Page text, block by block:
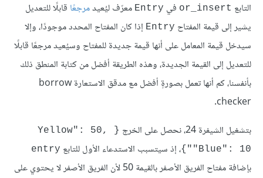
التابع or_insert في Entry معرّف ليُعيدمرجعًا قابلًا للتعديل
يشير إلى قيمة المفتاح Entry إذا كان المفتاح المحدد موجودًا، وإلا
سيدخل قيمة المعامل على أنها قيمة جديدة للمفتاح وسيُعيد مرجعًا قابلًا
للتعديل إلى القيمة الجديدة، وهذه الطريقة أفضل من كتابة المنطق ذلك
بأنفسنا، كم أنها تعمل بصورةٍ أفضل مع مدقق الاستعارة borrow
checker.
بتشغيل الشيفرة 24، نحصل على الخرج
{Yellow": 50,
"Blue": 10"}
، إذ سيتسبب الاستدعاء الأول للتابع entry
بإضافة مفتاح الفريق الأصفر بالقيمة 50 لأن الفريق الأصفر لا يحتوي على